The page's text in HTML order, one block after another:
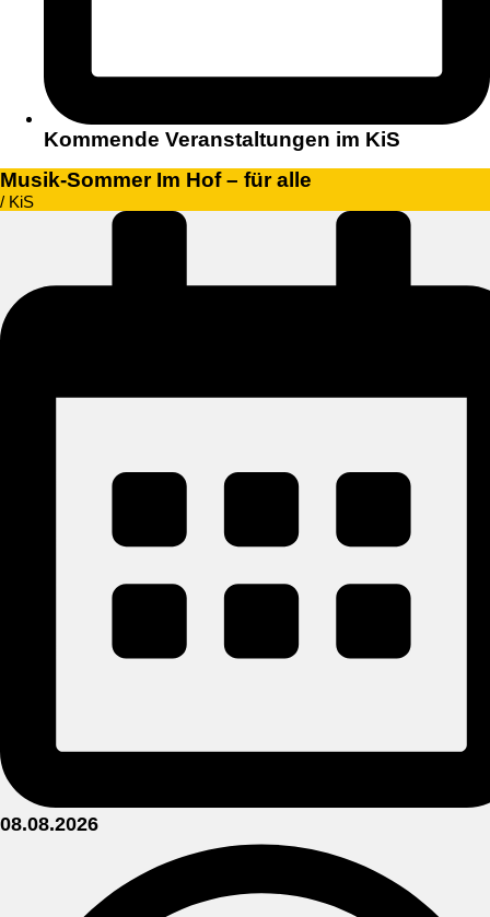
Kommende Veranstaltungen im KiS
Musik-Sommer Im Hof – für alle
/ KiS
08.08.2026